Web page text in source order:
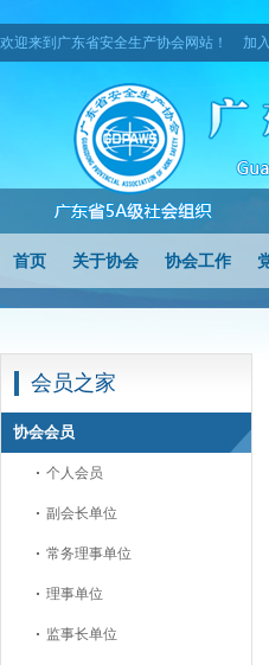
欢迎来到广东省安全生产协会网站！ 加
首页 关于协会 协会工作
会员之家
协会会员
个人会员
副会长单位
常务理事单位
理事单位
监事长单位